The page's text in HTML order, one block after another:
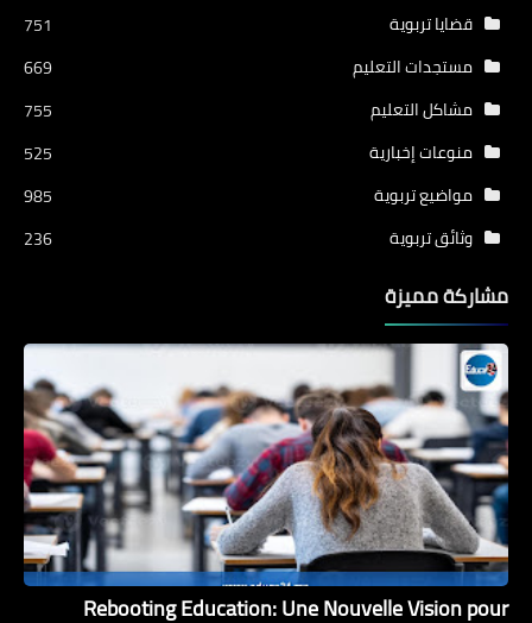
قضايا تربوية
751
مستجدات التعليم
669
مشاكل التعليم
755
منوعات إخبارية
525
مواضيع تربوية
985
وثائق تربوية
236
مشاركة مميزة
Rebooting Education: Une Nouvelle Vision pour